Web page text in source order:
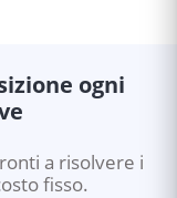
ogni
a risolvere i
fisso.